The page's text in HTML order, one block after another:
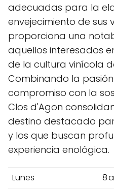
adecuadas para la
envejecimiento de sus
proporciona una
aquellos interesados
de la cultura vinícola
Combinando la
compromiso con la
Clos d'Agon
destino destacado
y los que buscan
experiencia enológica.
Lunes
8